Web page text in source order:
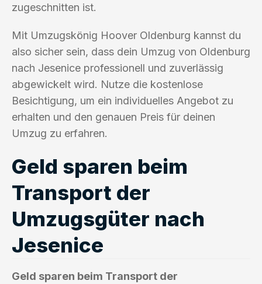
zugeschnitten ist.
Mit Umzugskönig Hoover Oldenburg kannst du
also sicher sein, dass dein Umzug von Oldenburg
nach Jesenice professionell und zuverlässig
abgewickelt wird. Nutze die kostenlose
Besichtigung, um ein individuelles Angebot zu
erhalten und den genauen Preis für deinen
Umzug zu erfahren.
Geld sparen beim
Transport der
Umzugsgüter nach
Jesenice
Geld sparen beim Transport der